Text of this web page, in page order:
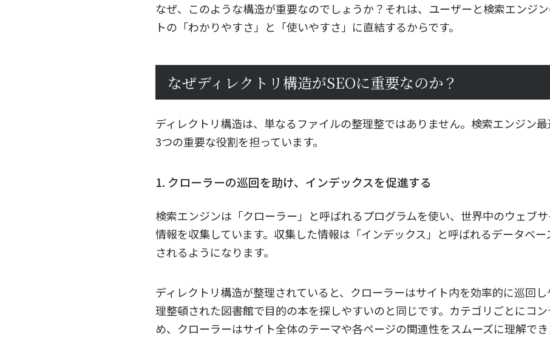
なぜ、このような構造が重要なのでしょうか？それは、ユーザーと検索エンジ
トの「わかりやすさ」と「使いやすさ」に直結するからです。
なぜディレクトリ構造がSEOに重要なのか？
ディレクトリ構造は、単なるファイルの整理整ではありません。検索エンジン
3つの重要な役割を担っています。
1. クローラーの巡回を助け、インデックスを促進する
検索エンジンは「クローラー」と呼ばれるプログラムを使い、世界中のウェブサ
情報を収集しています。収集した情報は「インデックス」と呼ばれるデータベ
されるようになります。
ディレクトリ構造が整理されていると、クローラーはサイト内を効率的に巡回
理整頓された図書館で目的の本を探しやすいのと同じです。カテゴリごとにコ
め、クローラーはサイト全体のテーマや各ページの関連性をスムーズに理解でき